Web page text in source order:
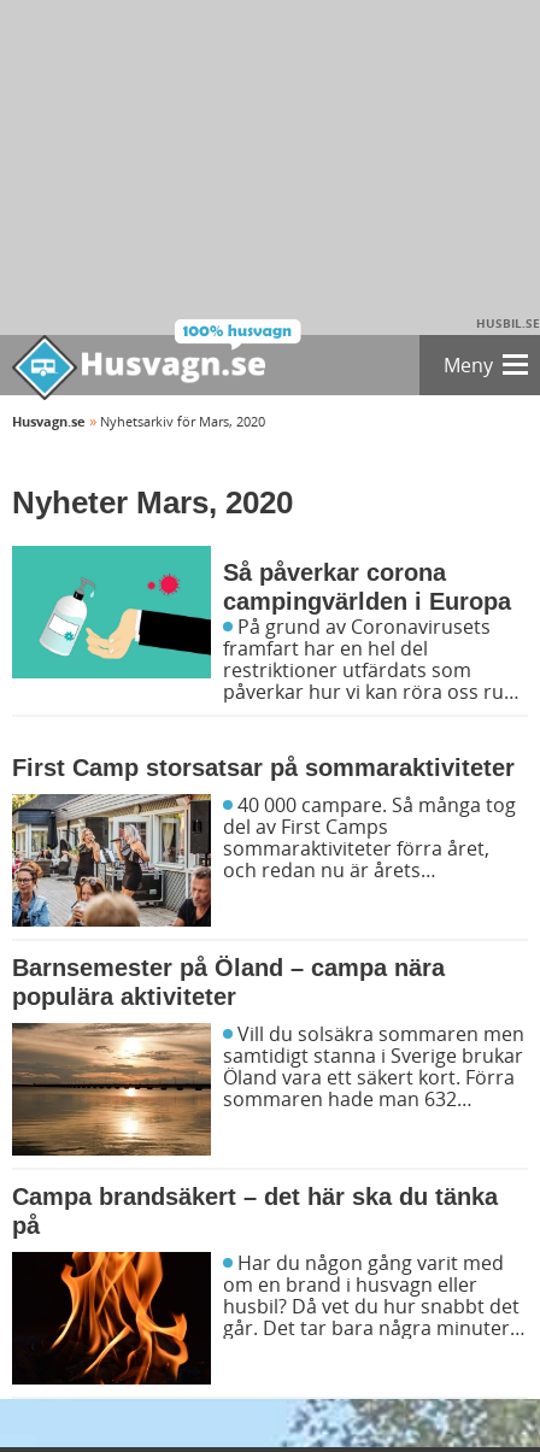
HUSBIL.SE
Meny
Husvagn.se » Nyhetsarkiv för Mars, 2020
Nyheter Mars, 2020
Så påverkar corona
campingvärlden i Europa
framfart har en hel del
restriktioner utfärdats som
påverkar hur vi kan röra oss runt
campingvärlden. Här kan du läsa
om i vilken utsträckning Corona
påverkar dina kommande resor.
First Camp storsatsar på sommaraktiviteter
40 000 campare. Så många tog
del av First Camps
sommaraktiviteter förra året,
och redan nu är årets
Barnsemester på Öland – campa nära
populära aktiviteter
Vill du solsäkra sommaren men
samtidigt stanna i Sverige brukar
Öland vara ett säkert kort. Förra
sommaren hade man 632
av några av de där soltimmarna.
Familjevänliga campingplatser
Campa brandsäkert – det här ska du tänka
på
om en brand i husvagn eller
husbil? Då vet du hur snabbt det
går. Det tar bara några minuter,
chans att komma på plats i tid.
Därför är det viktigt att du som
campare är beredd på att gripa